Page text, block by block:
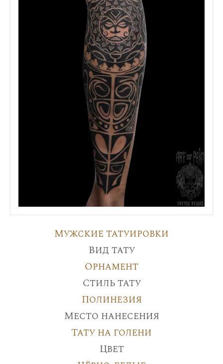
Мужские татуировки
Вид тату
Орнамент
Стиль тату
Полинезия
Место нанесения
Тату на голени
Цвет